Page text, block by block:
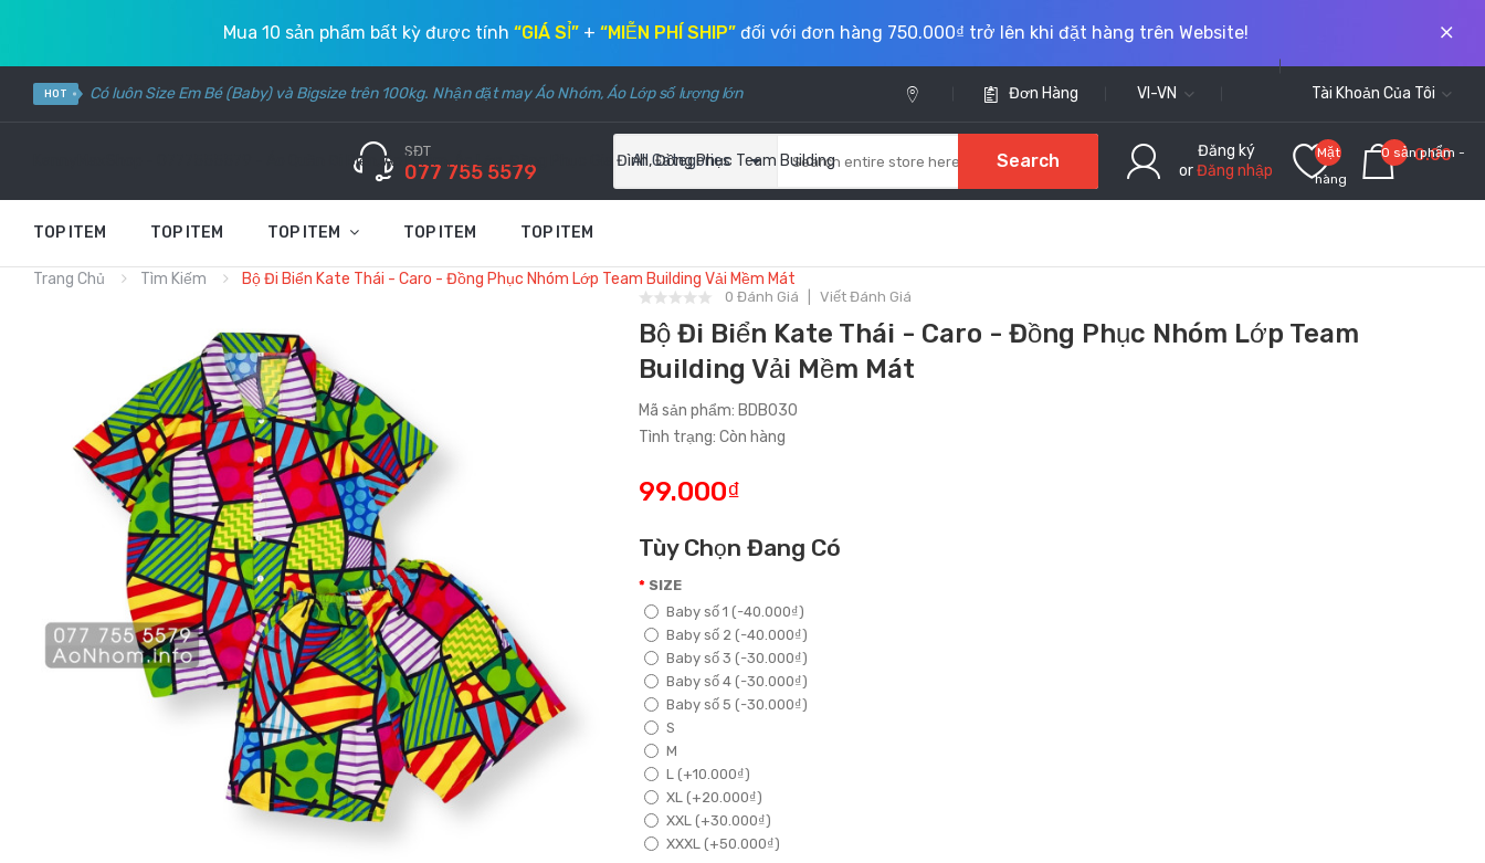
Mua 10 sản phẩm bất kỳ được tính “GIÁ SỈ” + “MIỄN PHÍ SHIP” đối với đơn hàng 750.000₫ trở lên khi đặt hàng trên Website!
HOT Có luôn Size Em Bé (Baby) và Bigsize trên 100kg. Nhận đặt may Áo Nhóm, Áo Lớp số lượng lớn Đơn Hàng VI-VN Tài Khoản Của Tôi
KennyMaxShop - 0777555579 - Áo Quần Đi Biển, Áo Nhóm, Áo Lớp, Đồng Phục Gia Đình, Đồng Phục Team Building
SĐT
077 755 5579 All Categories Search
Đăng ký
orĐăng nhập
Mặt
hàng
0 sản phẩm -
0.00
TOP ITEM TOP ITEM TOP ITEM TOP ITEM TOP ITEM
Trang Chủ Tìm Kiếm Bộ Đi Biển Kate Thái - Caro - Đồng Phục Nhóm Lớp Team Building Vải Mềm Mát
0 Đánh Giá Viết Đánh Giá
Bộ Đi Biển Kate Thái - Caro - Đồng Phục Nhóm Lớp Team
Building Vải Mềm Mát
Mã sản phẩm: BDB030
Tình trạng: Còn hàng
99.000₫
Tùy Chọn Đang Có
SIZE
Baby số 1 (-40.000₫)
Baby số 2 (-40.000₫)
Baby số 3 (-30.000₫)
Baby số 4 (-30.000₫)
Baby số 5 (-30.000₫)
S
M
L (+10.000₫)
XL (+20.000₫)
XXL (+30.000₫)
XXXL (+50.000₫)